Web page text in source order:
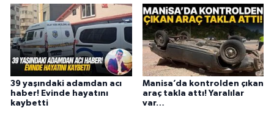
39 yaşındaki adamdan acı
haber! Evinde hayatını
kaybetti
Manisa’da kontrolden çıkan
araç takla attı! Yaralılar
var…